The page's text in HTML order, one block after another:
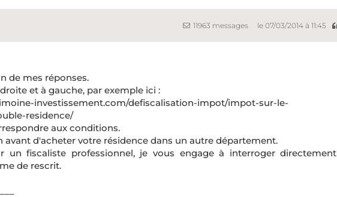
11963 messages le 07/03/2014 à 11:45
de mes réponses.
et à gauche, par exemple ici :
investissement.com/defiscalisation-impot/impot-sur-le-
residence/
aux conditions.
avant d'acheter votre résidence dans un autre département.
un fiscaliste professionnel, je vous engage à interroger directement
de rescrit.